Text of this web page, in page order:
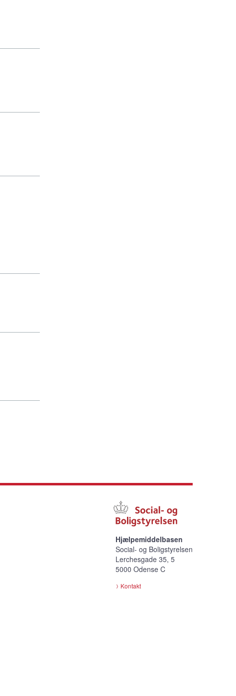
Hjælpemiddelbasen
Social- og Boligstyrelsen
Lerchesgade 35, 5
5000 Odense C
Kontakt